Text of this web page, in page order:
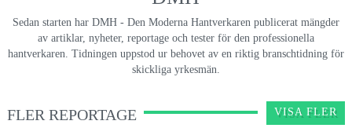
Sedan starten har DMH - Den Moderna Hantverkaren publicerat mängder
av artiklar, nyheter, reportage och tester för den professionella
hantverkaren. Tidningen uppstod ur behovet av en riktig branschtidning för
skickliga yrkesmän.
FLER REPORTAGE VISA FLER